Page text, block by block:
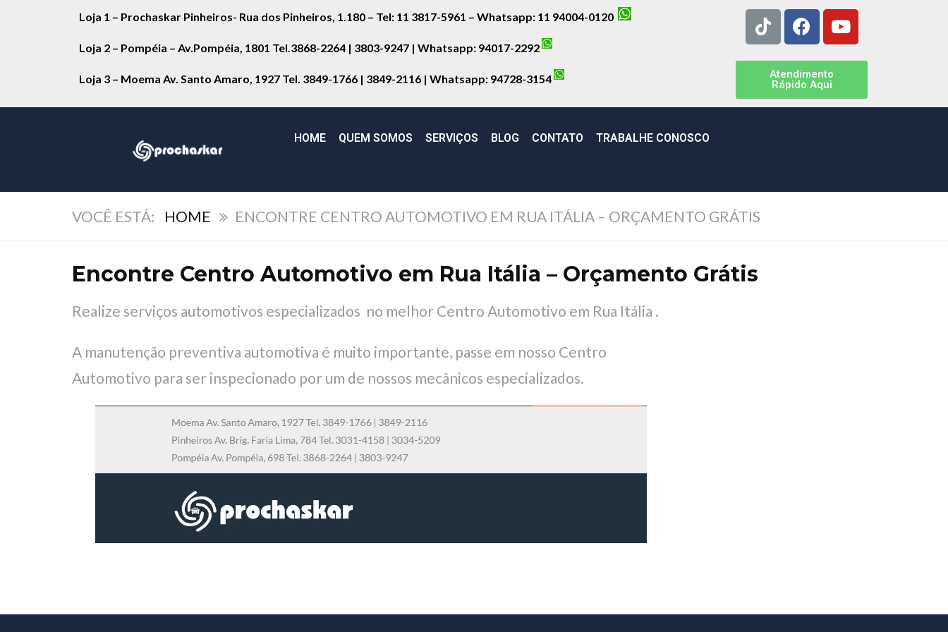
Loja 1 – Prochaskar Pinheiros- Rua dos Pinheiros, 1.180 – Tel: 11 3817-5961 – Whatsapp: 11 94004-0120
Loja 2 – Pompéia – Av.Pompéia, 1801 Tel.3868-2264 | 3803-9247 | Whatsapp: 94017-2292
Loja 3 – Moema Av. Santo Amaro, 1927 Tel. 3849-1766 | 3849-2116 | Whatsapp: 94728-3154
Atendimento
Rápido Aqui
HOME QUEM SOMOS SERVIÇOS BLOG CONTATO TRABALHE CONOSCO
HOME ENCONTRE CENTRO AUTOMOTIVO EM RUA ITÁLIA – ORÇAMENTO GRÁTIS
Encontre Centro Automotivo em Rua Itália – Orçamento Grátis
Realize serviços automotivos especializados no melhor Centro Automotivo em Rua Itália .
A manutenção preventiva automotiva é muito importante, passe em nosso Centro
Automotivo para ser inspecionado por um de nossos mecânicos especializados.